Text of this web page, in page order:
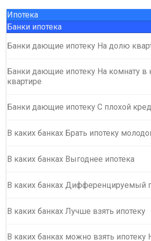
Ипотека
Банки ипотека
Банки дающие ипотеку На долю
Банки дающие ипотеку На комнату в
квартире
Банки дающие ипотеку С плохой
В каких банках Брать ипотеку
В каких банках Выгоднее ипотека
В каких банках Дифференцируемый
В каких банках Лучше взять ипотеку
В каких банках можно взять ипотеку